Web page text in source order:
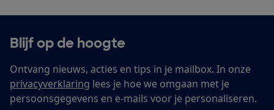
Blijf op de hoogte
Ontvang nieuws, acties en tips in je mailbox. In onze
privacyverklaring lees je hoe we omgaan met je
persoonsgegevens en e-mails voor je personaliseren.